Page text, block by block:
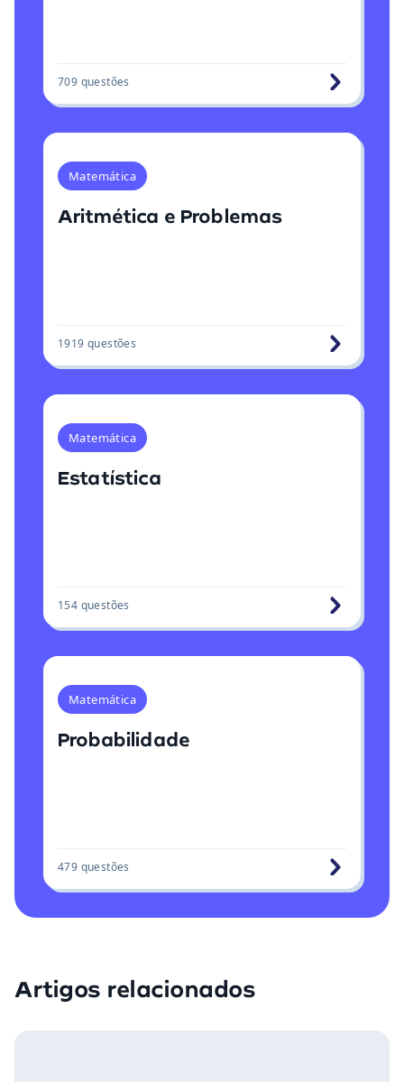
709 questões
Matemática
Aritmética e Problemas
1919 questões
Matemática
Estatística
154 questões
Matemática
Probabilidade
479 questões
Artigos relacionados